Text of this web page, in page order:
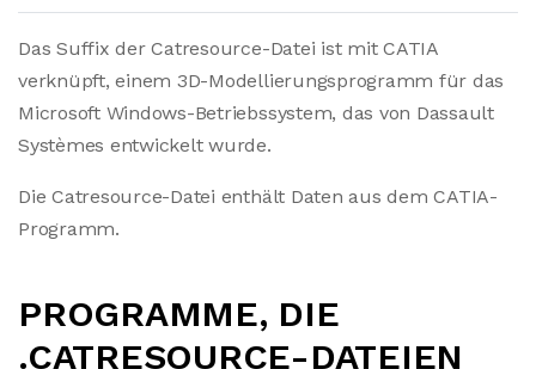
Das Suffix der Catresource-Datei ist mit CATIA
verknüpft, einem 3D-Modellierungsprogramm für das
Microsoft Windows-Betriebssystem, das von Dassault
Systèmes entwickelt wurde.
Die Catresource-Datei enthält Daten aus dem CATIA-
Programm.
PROGRAMME, DIE
.CATRESOURCE-DATEIEN